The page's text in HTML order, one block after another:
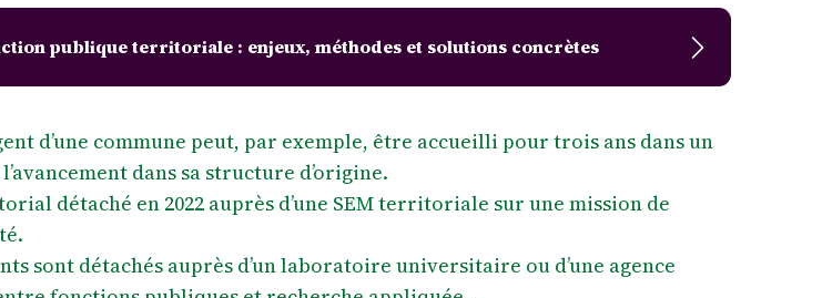
publique territoriale : enjeux, méthodes et solutions concrètes
d’une commune peut, par exemple, être accueilli pour trois ans dans un
dans sa structure d’origine.
détaché en 2022 auprès d’une SEM territoriale sur une mission de
sont détachés auprès d’un laboratoire universitaire ou d’une agence